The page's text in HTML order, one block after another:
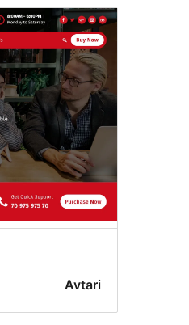
Avtari